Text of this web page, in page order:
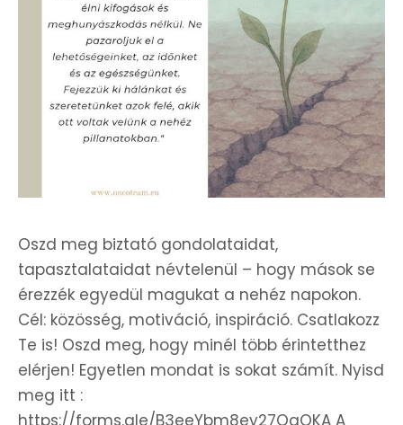
Oszd meg biztató gondolataidat,
tapasztalataidat névtelenül – hogy mások se
érezzék egyedül magukat a nehéz napokon.
Cél: közösség, motiváció, inspiráció. Csatlakozz
Te is! Oszd meg, hogy minél több érintetthez
elérjen! Egyetlen mondat is sokat számít. Nyisd
meg itt :
https://forms.gle/B3eeYbm8ey27QqQKA A